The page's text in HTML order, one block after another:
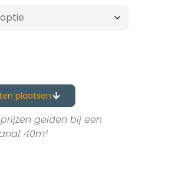
plaatsen
gelden bij een
40m²